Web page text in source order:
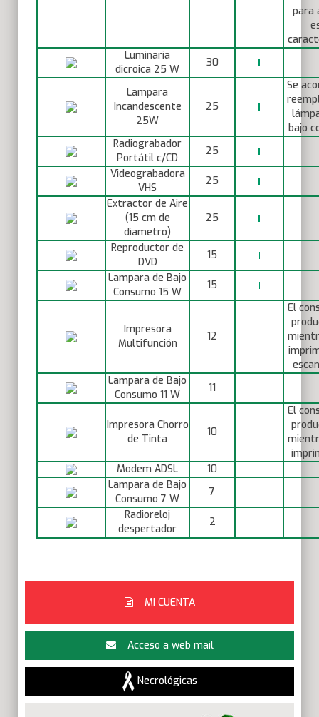
para
Luminaria
dicroica 25 W
30
Lampara
Incandescente
25W
25
Se
bajo
Radiograbador
Portátil c/CD
25
Videograbadora
VHS
25
Extractor de Aire
(15 cm de
diametro)
25
Reproductor de
DVD
15
Lampara de Bajo
Consumo 15 W
15
Impresora
Multifunción
12
El
Lampara de Bajo
Consumo 11 W
11
Impresora Chorro
de Tinta
10
El
Modem ADSL
10
Lampara de Bajo
Consumo 7 W
7
Radioreloj
despertador
2
MI CUENTA
Acceso a web mail
Necrológicas